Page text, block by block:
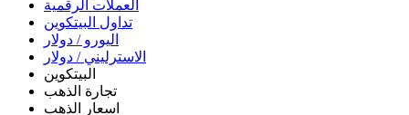
العملات الرقمية
تداول البيتكوين
اليورو / دولار
الاسترليني / دولار
البيتكوين
تجارة الذهب
اسعار الذهب